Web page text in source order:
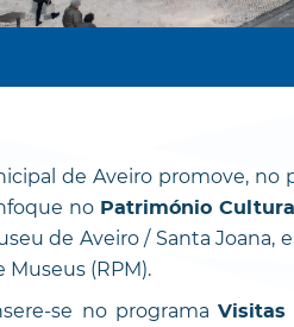
de Aveiro promove, no
no Património
de Aveiro / Santa Joana,
(RPM).
se no programa Visitas